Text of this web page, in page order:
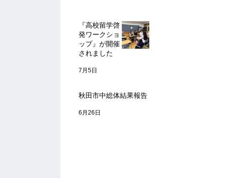
『高校留学啓
発ワークショ
ップ』が開催
されました
7月5日
秋田市中総体結果報告
6月26日